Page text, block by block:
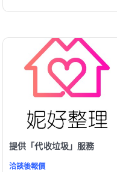
提供「代收垃圾」服務
洽談後報價